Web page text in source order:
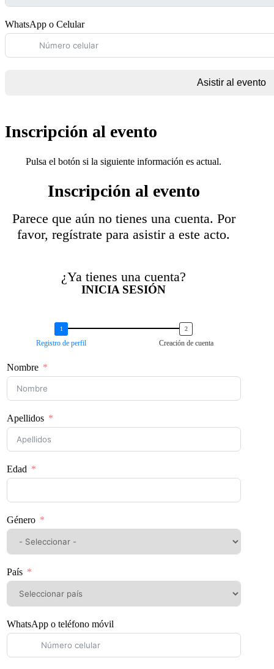
WhatsApp o Celular
Asistir al evento
Inscripción al evento
Pulsa el botón si la siguiente información es actual.
Inscripción al evento
Parece que aún no tienes una cuenta. Por
favor, regístrate para asistir a este acto.
¿Ya tienes una cuenta?
INICIA SESIÓN
Registro de perfil Creación de cuenta
Nombre
Apellidos
Edad
Género
País
WhatsApp o teléfono móvil